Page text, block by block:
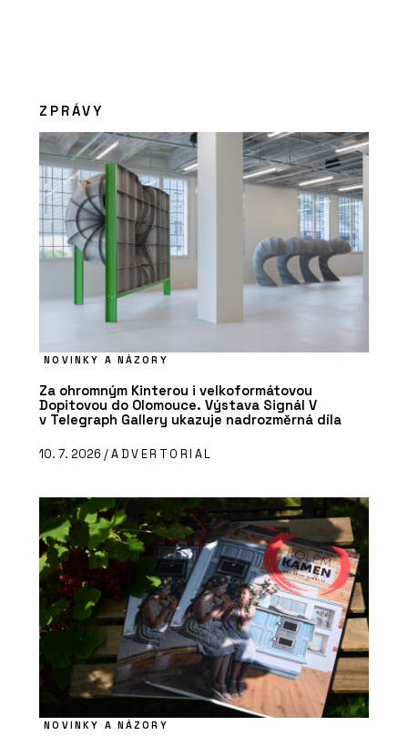
ZPRÁVY
NOVINKY A NÁZORY
Za ohromným Kinterou i velkoformátovou
Dopitovou do Olomouce. Výstava Signál V
v Telegraph Gallery ukazuje nadrozměrná díla
10. 7. 2026 /ADVERTORIAL
NOVINKY A NÁZORY